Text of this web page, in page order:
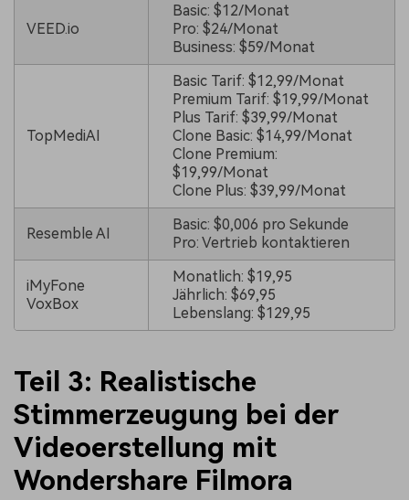
VEED.io
Basic: $12/Monat
Pro: $24/Monat
Business: $59/Monat
TopMediAI
Basic Tarif: $12,99/Monat
Premium Tarif: $19,99/Monat
Plus Tarif: $39,99/Monat
Clone Basic: $14,99/Monat
Clone Premium:
$19,99/Monat
Clone Plus: $39,99/Monat
Resemble AI
Basic: $0,006 pro Sekunde
Pro: Vertrieb kontaktieren
iMyFone
VoxBox
Monatlich: $19,95
Jährlich: $69,95
Lebenslang: $129,95
Teil 3: Realistische
Stimmerzeugung bei der
Videoerstellung mit
Wondershare Filmora